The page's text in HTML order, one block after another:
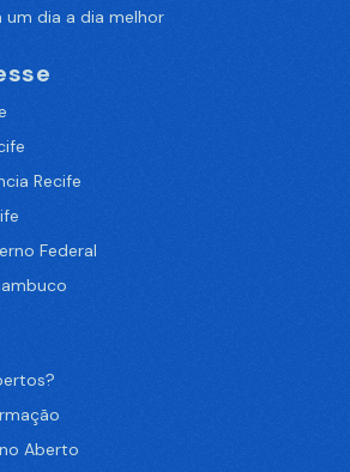
dia a dia melhor
Recife
Federal
Aberto